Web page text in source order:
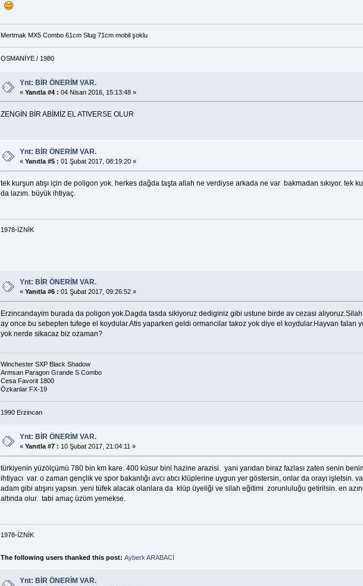
Mertmak MX5 Combo 61cm Slug 71cm mobil şoklu
OSMANİYE / 1980
Ynt: BİR ÖNERİM VAR.
«Yanıtla #4 : 04 Nisan 2016, 15:13:48 »
ZENGİN BİR ABİMİZ EL ATIVERSE OLUR
Ynt: BİR ÖNERİM VAR.
«Yanıtla #5 : 01 Şubat 2017, 08:19:20 »
tek kurşun atışı için de poligon yok. herkes dağda taşta allah ne verdiyse arkada ne var bakmadan sıkıyor. tek
da lazım. büyük ihtiyaç.
1978-İZNİK
Ynt: BİR ÖNERİM VAR.
«Yanıtla #6 : 01 Şubat 2017, 09:26:52 »
Erzincandayim burada da poligon yok.Dagda tasda sikiyoruz dediginiz gibi ustune birde av cezasi
ay once bu sebepten tufege el koydular.Atis yaparken geldi ormancilar takoz yok diye el koydular.Hayvan
yok nerde sikacaz biz ozaman?
Winchester SXP Black Shadow
Armsan Paragon Grande S Combo
Cesa Favorit 1800
Özkanlar FX-19
1990 Erzincan
Ynt: BİR ÖNERİM VAR.
«Yanıtla #7 : 10 Şubat 2017, 21:04:11 »
türkiyenin yüzölçümü 780 bin km kare. 400 küsur bini hazine arazisi. yani yarıdan biraz fazlası zaten senin
ihtiyacı var. o zaman gençlik ve spor bakanlığı avcı atıcı klüplerine uygun yer göstersin, onlar da orayı
adam gibi atışını yapsın. yeni tüfek alacak olanlara da klüp üyeliği ve silah eğitimi zorunluluğu getirilsin. en
altında olur. tabi amaç üzüm yemekse.
1978-İZNİK
The following users thanked this post: Ayberk ARABACI
Ynt: BİR ÖNERİM VAR.